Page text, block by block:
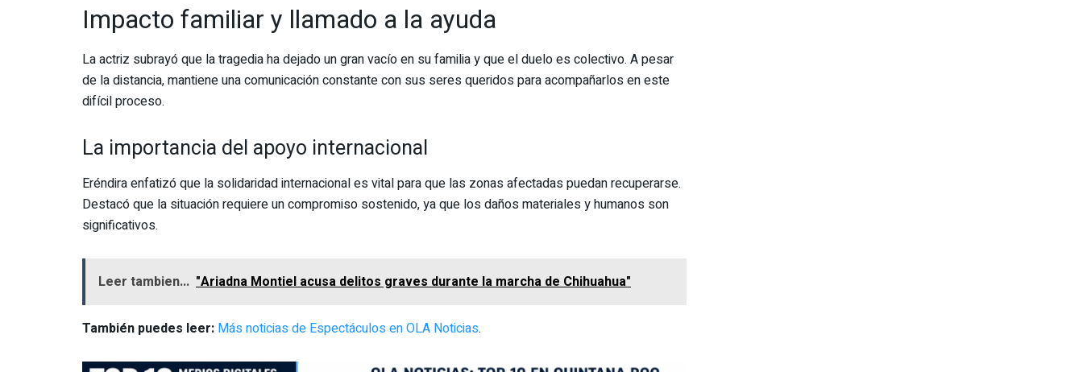
Impacto familiar y llamado a la ayuda
La actriz subrayó que la tragedia ha dejado un gran vacío en su familia y que el duelo es colectivo. A pesar
de la distancia, mantiene una comunicación constante con sus seres queridos para acompañarlos en este
difícil proceso.
La importancia del apoyo internacional
Eréndira enfatizó que la solidaridad internacional es vital para que las zonas afectadas puedan recuperarse.
Destacó que la situación requiere un compromiso sostenido, ya que los daños materiales y humanos son
significativos.
Leer tambien... "Ariadna Montiel acusa delitos graves durante la marcha de Chihuahua"
También puedes leer: Más noticias de Espectáculos en OLA Noticias.